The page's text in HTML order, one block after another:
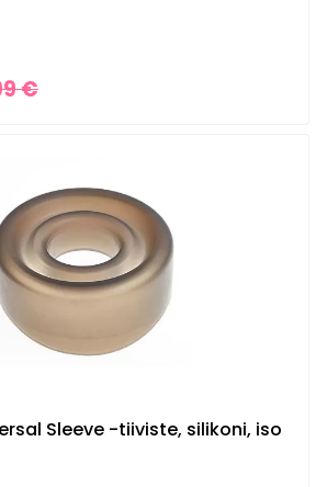
€
Sleeve -tiiviste, silikoni, iso